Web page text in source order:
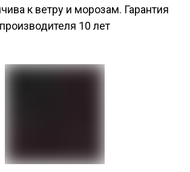
к ветру и морозам. Гарантия
производителя 10 лет